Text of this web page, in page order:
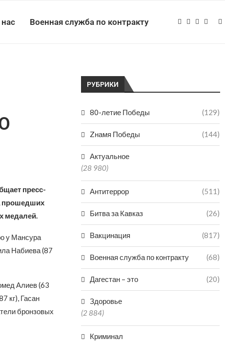
Военная служба по контракту
пресс-
прошедших
медалей.
у Мансура
Набиева (87
Алиев (63
кг), Гасан
бронзовых
РУБРИКИ
80-летие Победы (129)
Zнамя Победы (144)
Актуальное
(28 980)
Антитеррор (511)
Битва за Кавказ (26)
Вакцинация (817)
Военная служба по контракту (68)
Дагестан – это (20)
Здоровье
(2 884)
Криминал